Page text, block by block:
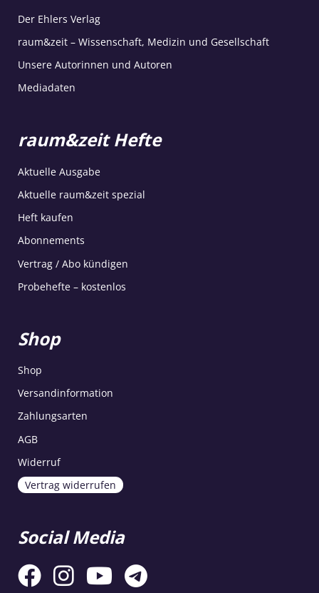
Der Ehlers Verlag
raum&zeit – Wissenschaft, Medizin und Gesellschaft
Unsere Autorinnen und Autoren
Mediadaten
raum&zeit Hefte
Aktuelle Ausgabe
Aktuelle raum&zeit spezial
Heft kaufen
Abonnements
Vertrag / Abo kündigen
Probehefte – kostenlos
Shop
Shop
Versandinformation
Zahlungsarten
AGB
Widerruf
Vertrag widerrufen
Social Media